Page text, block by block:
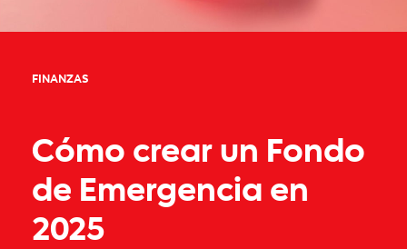
FINANZAS
Cómo crear un Fondo
de Emergencia en
2025